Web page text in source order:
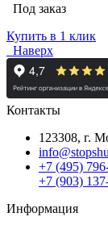
Под заказ
Купить в 1 клик
Наверх
Контакты
123308, г.
+7 (495)
+7 (903)
Информация